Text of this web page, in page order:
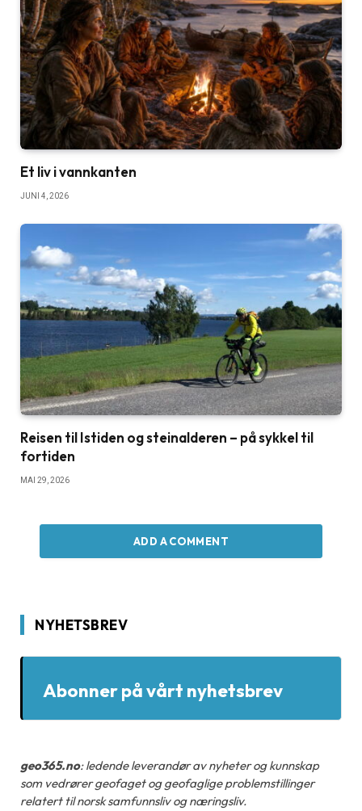
Et liv i vannkanten
JUNI 4, 2026
Reisen til Istiden og steinalderen – på sykkel til
fortiden
MAI 29, 2026
ADD A COMMENT
NYHETSBREV
Abonner på vårt nyhetsbrev
geo365.no: ledende leverandør av nyheter og kunnskap
som vedrører geofaget og geofaglige problemstillinger
relatert til norsk samfunnsliv og næringsliv.